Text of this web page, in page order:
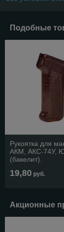
Подобные
Рукоятка для
АКМ, АКС-74У,
(бакелит).
19,80 руб.
Акционные